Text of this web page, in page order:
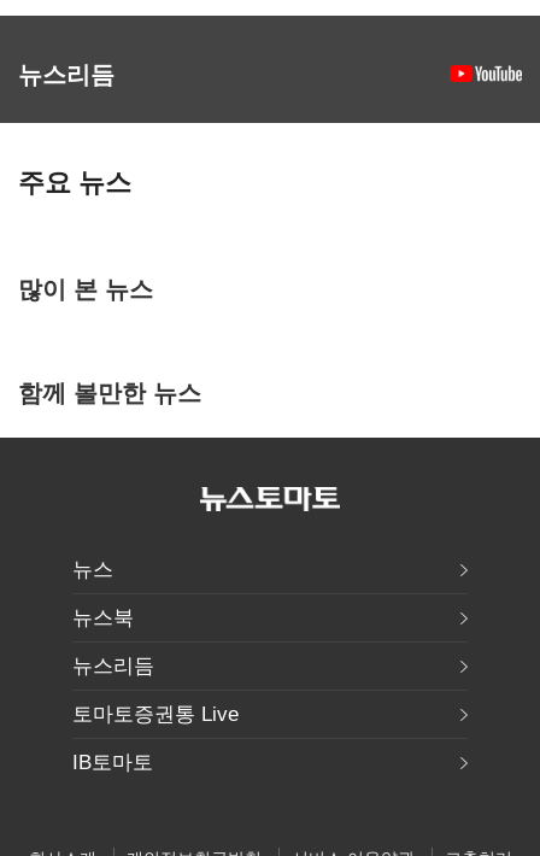
뉴스리듬
주요 뉴스
많이 본 뉴스
함께 볼만한 뉴스
뉴스
뉴스북
뉴스리듬
토마토증권통 Live
IB토마토